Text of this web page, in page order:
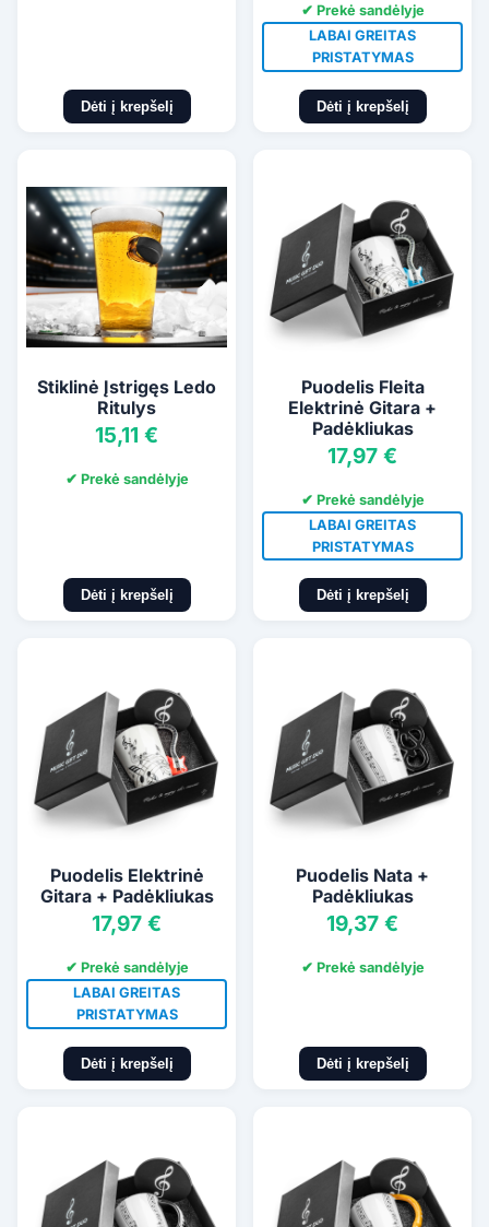
Dėti į krepšelį
✔ Prekė sandėlyje
LABAI GREITAS
PRISTATYMAS
Dėti į krepšelį
Stiklinė Įstrigęs Ledo
Ritulys
15,11 €
✔ Prekė sandėlyje
Dėti į krepšelį
Puodelis Fleita
Elektrinė Gitara +
Padėkliukas
17,97 €
✔ Prekė sandėlyje
LABAI GREITAS
PRISTATYMAS
Dėti į krepšelį
Puodelis Elektrinė
Gitara + Padėkliukas
17,97 €
✔ Prekė sandėlyje
LABAI GREITAS
PRISTATYMAS
Dėti į krepšelį
Puodelis Nata +
Padėkliukas
19,37 €
✔ Prekė sandėlyje
Dėti į krepšelį